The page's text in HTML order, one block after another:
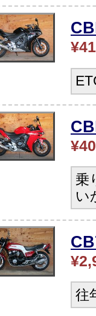
乗
い
往